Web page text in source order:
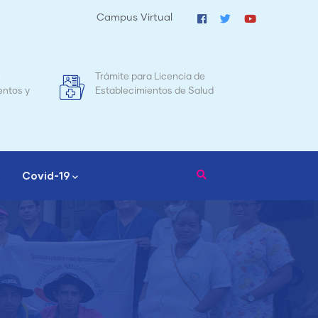
Campus Virtual
de
Mapa de Mortalidad Materna en
Nicaragua
Covid-19